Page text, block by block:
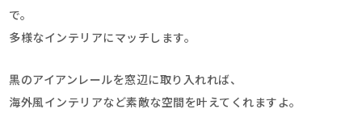
で。
多様なインテリアにマッチします。
黒のアイアンレールを窓辺に取り入れれば、
海外風インテリアなど素敵な空間を叶えてくれますよ。